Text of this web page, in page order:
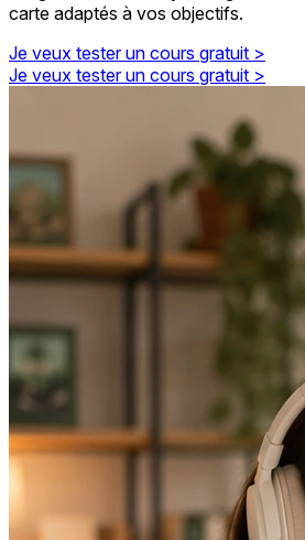
carte adaptés à vos objectifs.
Je veux tester un cours gratuit >
Je veux tester un cours gratuit >